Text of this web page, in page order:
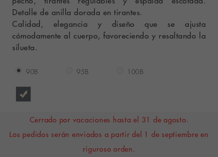
Detalle de anilla dorada en tirantes.
Calidad, elegancia y diseño que se ajusta
cómodamente al cuerpo, favoreciendo y resaltando la
silueta.
90B 95B 100B
Cerrado por vacaciones hasta el 31 de agosto.
Los pedidos serán enviados a partir del 1 de septiembre en
riguroso orden.